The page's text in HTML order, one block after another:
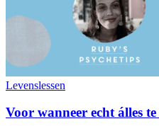
Levenslessen
Voor wanneer echt álles